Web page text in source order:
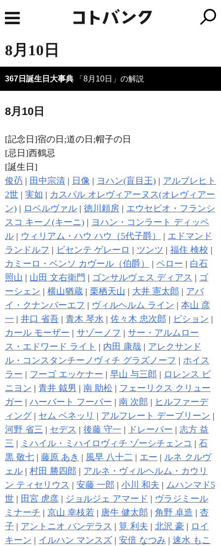
8月10日
367日誕生日大事典 「8月10日」の解説
8月10日
[記念日]宿の日;道の日;帽子の日
[忌日]西鶴忌
[誕生日]
俊芿 | 田中宗清 | 日像 | ヨハン(盲目王) | アルブレヒト
2世 | 実如 | カスパル オレヴィアーヌス(オレヴィアー
ン) | ロベルヴァル | 徳川頼房 | エウセビオ・フランシ
スコ キーノ(キーニ) | ヨハン・コンラート ディッペ
ル | ウィリアム・ハウ ハウ（5代子爵） | エドマンド
ランドルフ | ビセンテ ゲレーロ | ツンツ | 福住 検校 |
カミーロ・ベンソ カヴール（伯爵）
| ペロー | 白石
照山 | 山田 文右衛門 | ゴンサルヴェス ディアス | ゴ
ーシェン | 横山猶蔵 | 栗栖天山 | 大井 憲太郎 | アバ
イ・クナンバーエフ | ヴィルヘルム ライン | 本山 彦
一 | 井口 省吾 | 青木 琴水 | 佐々木 忠次郎 | ピション |
カール モーザー | サゾーノフ | サー・アルムロー
ス・エドワード ライト | 内田 康哉 | アレクサンド
ル・コンスタンチーノヴィチ グラズノーフ | ホイス
ラー | フーゴ エッケナー | 早山 与三郎 | ロレンス ビ
ニヨン | 青井 鉞男 | 南 助松 | フェーリクス クリュー
ガー | ハーバート フーバー | 南 次郎 | ヒルファーデ
ィング| セム ベネッリ | アルフレート デーブリーン |
河野 省三 | セデス | 後藤 守一 | ドレーパー | 志方 益
三 | ミハイル・ミハイロヴィチ ゾーシチェンコ | 石
黒 敬七 | 藤原 あき | 風早 八十二 | エー | ルネ クルヴ
ェル | 村田 勝四郎 | アルネ・ヴィルヘルム・カウリ
ン ティセリウス | 安藤 一郎 | 小川 和夫 | ムハンマド5
世 | 田宮 虎彦 | ジョルジェ アマード | ヴラジミール
ミナーチ | 京山 幸枝若 | 唐牛 健太郎 | 角野 卓造 | 杏
子 | アントニオ バンデラス | 筧 利夫 | 北沢 豪 | ロイ
キーン | イルハン マンスズ | 安倍 なつみ | 速水 もこ